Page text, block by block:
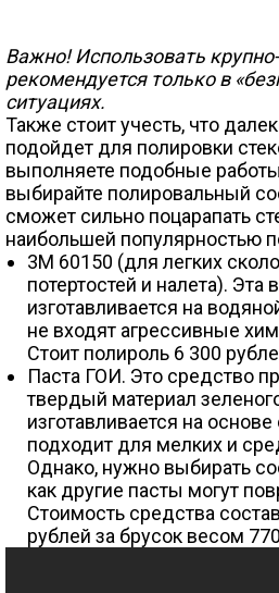
Важно! Использовать
рекомендуется только в
ситуациях.
Также стоит учесть, что
подойдет для полировки
выполняете подобные
выбирайте полировальный
сможет сильно поцарапать
наибольшей популярностью
3М 60150 (для легких
потертостей и налета). Эта
изготавливается на
не входят агрессивные
Стоит полироль 6 300
Паста ГОИ. Это средство
твердый материал
изготавливается на
подходит для мелких и
Однако, нужно выбирать
как другие пасты могут
Стоимость средства
рублей за брусок весом